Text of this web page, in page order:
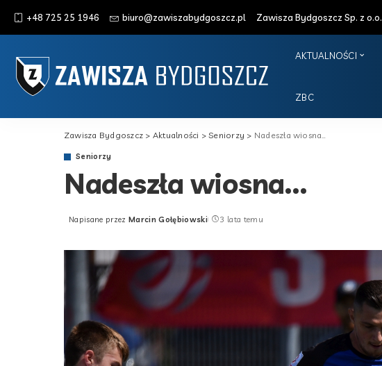
+48 725 25 1946 biuro@zawiszabydgoszcz.pl Zawisza Bydgoszcz Sp. z o.o.
AKTUALNOŚCI
ZBC
Zawisza Bydgoszcz > Aktualności >Seniorzy > Nadeszła wiosna…
Seniorzy
Nadeszła wiosna…
Posted
Napisane przez Marcin Gołębiowski 3 lata temu